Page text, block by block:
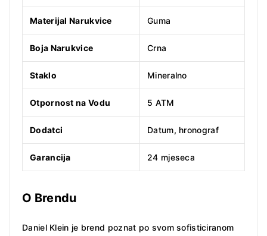
Materijal Narukvice Guma
Boja Narukvice Crna
Staklo Mineralno
Otpornost na Vodu 5 ATM
Dodatci Datum, hronograf
Garancija 24 mjeseca
O Brendu
Daniel Klein je brend poznat po svom sofisticiranom